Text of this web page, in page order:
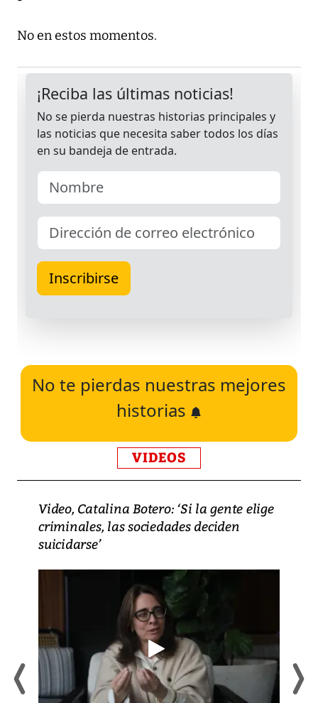
No en estos momentos.
No te pierdas nuestras mejores
historias
VIDEOS
Video, Catalina Botero: ‘Si la gente elige
criminales, las sociedades deciden
suicidarse’